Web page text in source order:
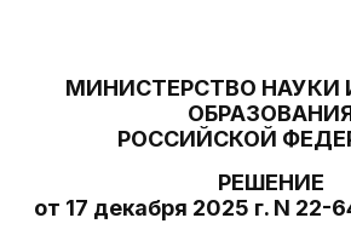
МИНИСТЕРСТВО НАУКИ
РОССИЙСКОЙ
РЕШЕНИЕ
от 17 декабря 2025 г. N